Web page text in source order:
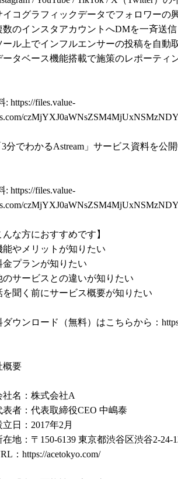
イコグラフィックデータでフォロワーの
数のインスタアカウントへDMを一斉送
ール上でインフルエンサーの投稿を自動
ータベース機能搭載で施策のレポーティ
: https://files.value-
分でわかるAstream」サービス資料を公
: https://files.value-
んな方におすすめです】
能やメリットが知りたい
金プランが知りたい
のサービスとの違いが知りたい
を聞く前にサービス概要が知りたい
ダウンロード（無料）はこちらから：
概要
社名：株式会社A
表者：代表取締役CEO 中嶋泰
立日：2017年2月
在地：〒150-6139 東京都渋谷区渋谷2-
： https://acetokyo.com/